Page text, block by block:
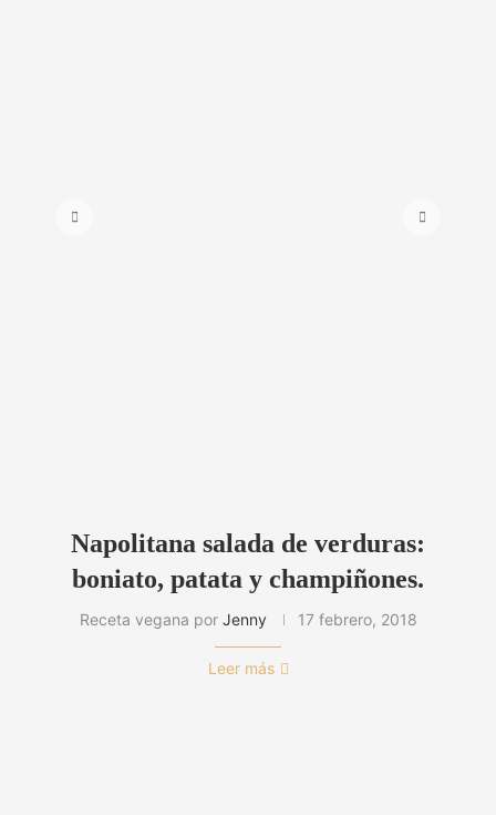
Napolitana salada de verduras:
boniato, patata y champiñones.
Receta vegana por Jenny 17 febrero, 2018
Leer más